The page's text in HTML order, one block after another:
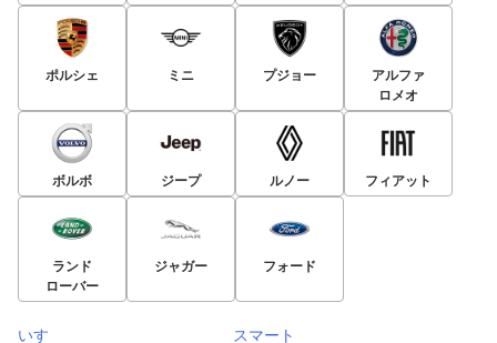
ポルシェ ミニ プジョー
アルファ
ロメオ
ボルボ ジープ ルノー フィアット
ランド
ローバー
ジャガー フォード
いすゞ
スマート